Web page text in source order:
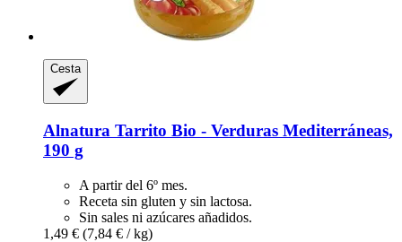
Cesta
Alnatura Tarrito Bio -​ Verduras Mediterráneas,
190 g
A partir del 6º mes.
Receta sin gluten y sin lactosa.
Sin sales ni azúcares añadidos.
1,49 € (7,84 € / kg)